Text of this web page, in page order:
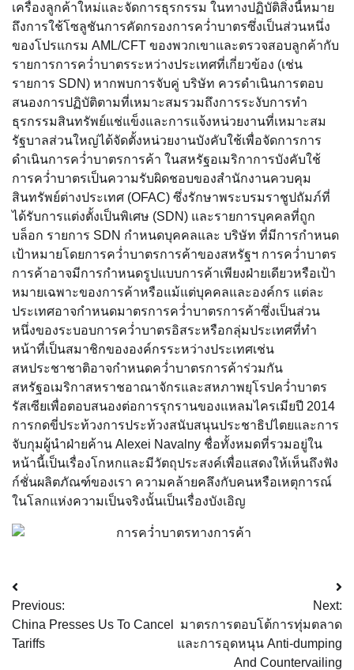
เครื่องลูกค้าใหม่และจัดการธุรกรรม ในทางปฏิบัติสิ่งนี้หมาย
ถึงการใช้โซลูชันการคัดกรองการคว่ำบาตรซึ่งเป็นส่วนหนึ่ง
ของโปรแกรม AML/CFT ของพวกเขาและตรวจสอบลูกค้ากับ
รายการการคว่ำบาตรระหว่างประเทศที่เกี่ยวข้อง (เช่น
รายการ SDN) หากพบการจับคู่ บริษัท ควรดำเนินการตอบ
สนองการปฏิบัติตามที่เหมาะสมรวมถึงการระงับการทำ
ธุรกรรมสินทรัพย์แช่แข็งและการแจ้งหน่วยงานที่เหมาะสม
รัฐบาลส่วนใหญ่ได้จัดตั้งหน่วยงานบังคับใช้เพื่อจัดการการ
ดำเนินการคว่ำบาตรการค้า ในสหรัฐอเมริกาการบังคับใช้
การคว่ำบาตรเป็นความรับผิดชอบของสำนักงานควบคุม
สินทรัพย์ต่างประเทศ (OFAC) ซึ่งรักษาพระบรมราชูปถัมภ์ที่
ได้รับการแต่งตั้งเป็นพิเศษ (SDN) และรายการบุคคลที่ถูก
บล็อก รายการ SDN กำหนดบุคคลและ บริษัท ที่มีการกำหนด
เป้าหมายโดยการคว่ำบาตรการค้าของสหรัฐฯ การคว่ำบาตร
การค้าอาจมีการกำหนดรูปแบบการค้าเพียงฝ่ายเดียวหรือเป้า
หมายเฉพาะของการค้าหรือแม้แต่บุคคลและองค์กร แต่ละ
ประเทศอาจกำหนดมาตรการคว่ำบาตรการค้าซึ่งเป็นส่วน
หนึ่งของระบอบการคว่ำบาตรอิสระหรือกลุ่มประเทศที่ทำ
หน้าที่เป็นสมาชิกขององค์กรระหว่างประเทศเช่น
สหประชาชาติอาจกำหนดคว่ำบาตรการค้าร่วมกัน
สหรัฐอเมริกาสหราชอาณาจักรและสหภาพยุโรปคว่ำบาตร
รัสเซียเพื่อตอบสนองต่อการรุกรานของแหลมไครเมียปี 2014
การกดขี่ประท้วงการประท้วงสนับสนุนประชาธิปไตยและการ
จับกุมผู้นำฝ่ายค้าน Alexei Navalny ชื่อทั้งหมดที่รวมอยู่ใน
หน้านี้เป็นเรื่องโกหกและมีวัตถุประสงค์เพื่อแสดงให้เห็นถึงฟัง
ก์ชั่นผลิตภัณฑ์ของเรา ความคล้ายคลึงกับคนหรือเหตุการณ์
ในโลกแห่งความเป็นจริงนั้นเป็นเรื่องบังเอิญ
Post
navigation
Previous:
China Presses Us To Cancel
Tariffs
Next:
มาตรการตอบโต้การทุ่มตลาด
และการอุดหนุน Anti-dumping
And Countervailing